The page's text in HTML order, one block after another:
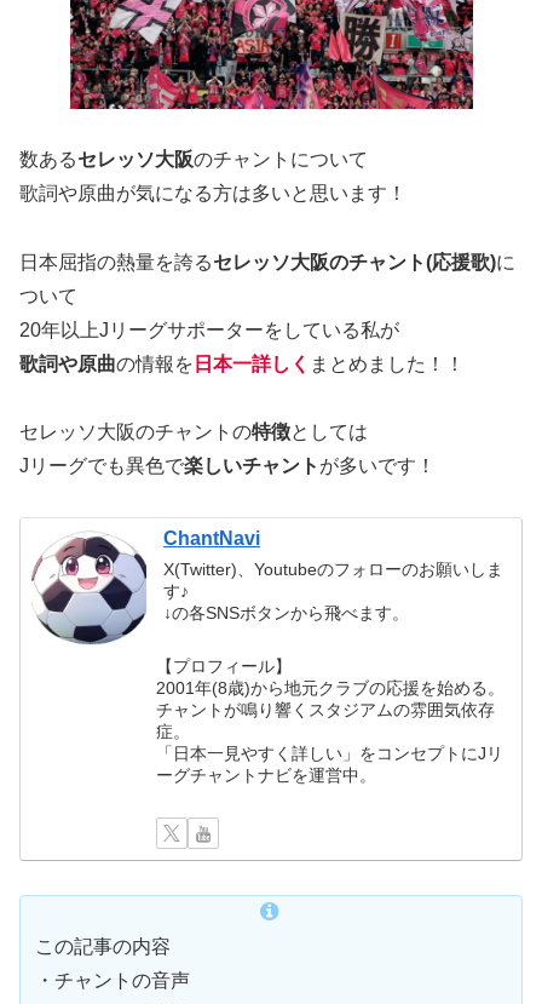
数あるセレッソ大阪のチャントについて
歌詞や原曲が気になる方は多いと思います！
日本屈指の熱量を誇るセレッソ大阪のチャント(応援歌)に
ついて
20年以上Jリーグサポーターをしている私が
歌詞や原曲の情報を 日本一詳しく まとめました！！
セレッソ大阪のチャントの特徴としては
Jリーグでも異色で楽しいチャント が多いです！
ChantNavi
X(Twitter)、Youtubeのフォローのお願いしま
す♪
↓の各SNSボタンから飛べます。
【プロフィール】
2001年(8歳)から地元クラブの応援を始める。
チャントが鳴り響くスタジアムの雰囲気依存
症。
「日本一見やすく詳しい」をコンセプトにJリ
ーグチャントナビを運営中。
この記事の内容
・チャントの音声